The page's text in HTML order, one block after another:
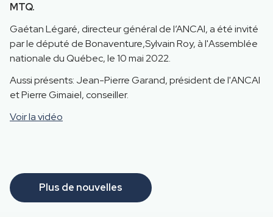
MTQ.
Gaétan Légaré, directeur général de l’ANCAI, a été invité
par le député de Bonaventure,Sylvain Roy, à l'Assemblée
nationale du Québec, le 10 mai 2022.
Aussi présents: Jean-Pierre Garand, président de l'ANCAI
et Pierre Gimaiel, conseiller.
Voir la vidéo
Plus de nouvelles